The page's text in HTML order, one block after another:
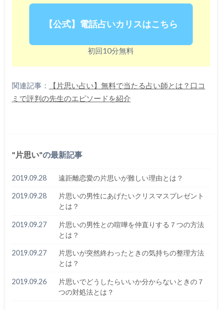
【公式】電話占いカリスはこちら
初回10分無料
関連記事：
【片思い占い】無料で当たる占い師とは？口コ
ミで評判の先生のエピソードを紹介
片思い の最新記事
2019.09.28 遠距離恋愛の片思いが難しい理由とは？
2019.09.28
片思いの男性にあげたいクリスマスプレゼント
とは？
2019.09.27
片思いの男性との喧嘩を仲直りする７つの方法
とは？
2019.09.27
片思いが突然終わったときの気持ちの整理方法
とは？
2019.09.26
片思いでどうしたらいいか分からないときの７
つの対処法とは？